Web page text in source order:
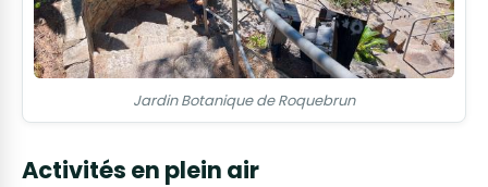
Jardin Botanique de Roquebrun
Activités en plein air